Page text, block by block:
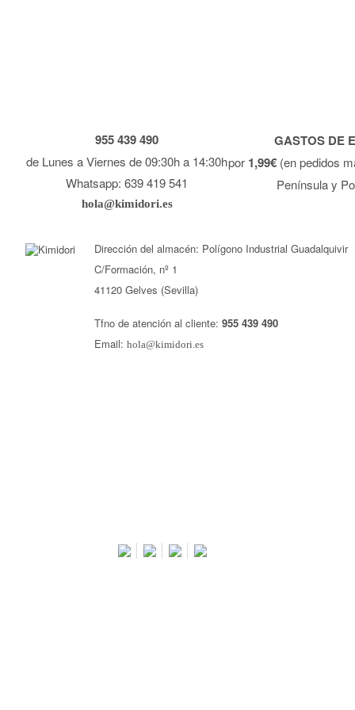
955 439 490
de Lunes a Viernes de 09:30h a 14:30h
Whatsapp: 639 419 541
hola@kimidori.es
GASTOS DE
por 1,99€ (en pedidos
Península y
Dirección del almacén: Polígono Industrial Guadalquivir
C/Formación, nº 1
41120 Gelves (Sevilla)
Tfno de atención al cliente: 955 439 490
Email: hola@kimidori.es